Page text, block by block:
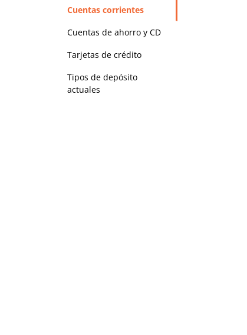
Cuentas corrientes
Cuentas de ahorro y CD
Tarjetas de crédito
Tipos de depósito
actuales